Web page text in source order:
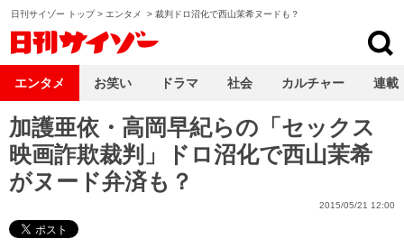
日刊サイゾー トップ> エンタメ > 裁判ドロ沼化で西山茉希ヌードも？
加護亜依・高岡早紀らの「セックス
映画詐欺裁判」ドロ沼化で西山茉希
がヌード弁済も？
2015/05/21 12:00
エンタメ お笑い ドラマ 社会 カルチャー 連載